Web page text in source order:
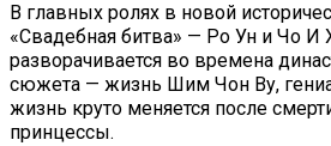
В главных ролях в новой
«Свадебная битва» — Ро Ун и Чо И
разворачивается во времена
сюжета — жизнь Шим Чон Ву,
жизнь круто меняется после
принцессы.